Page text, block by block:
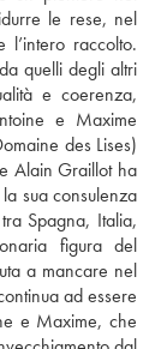
le rese, nel
raccolto.
quelli degli altri
e coerenza,
e Maxime
des Lises)
Alain Graillot ha
sua consulenza
Spagna, Italia,
figura del
a mancare nel
ad essere
e Maxime, che